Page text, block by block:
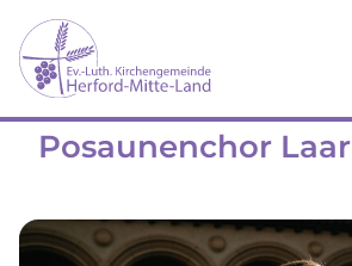
Posaunenchor Laar